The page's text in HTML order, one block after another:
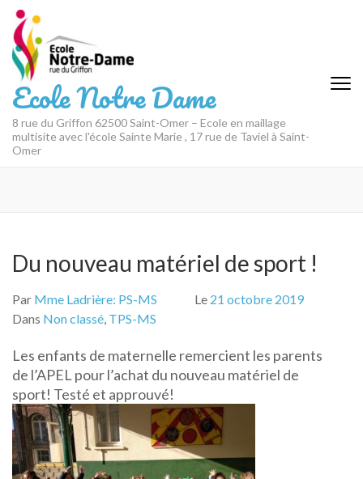
Aller
au
contenu
(Pressez
Entrée)
Ecole Notre Dame
8 rue du Griffon 62500 Saint-Omer – Ecole en maillage
multisite avec l'école Sainte Marie , 17 rue de Taviel à Saint-
Omer
Du nouveau matériel de sport !
Par Mme Ladrière: PS-MS Le 21 octobre 2019
Dans Non classé, TPS-MS
Les enfants de maternelle remercient les parents
de l’APEL pour l’achat du nouveau matériel de
sport! Testé et approuvé!